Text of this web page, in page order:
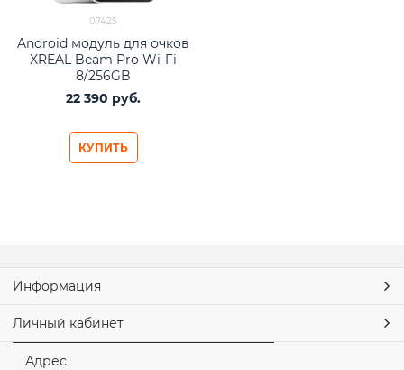
07425
Android модуль для очков
XREAL Beam Pro Wi-Fi
8/256GB
22 390 руб.
КУПИТЬ
Информация
Личный кабинет
Адрес